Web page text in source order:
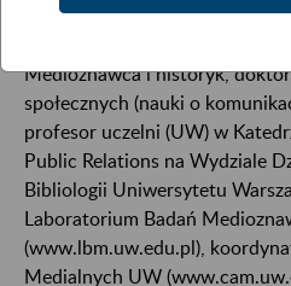
Medioznawca i historyk,
społecznych (nauki o
profesor uczelni (UW) w
Public Relations na Wydziale
Bibliologii Uniwersytetu
Laboratorium Badań
(www.lbm.uw.edu.pl),
Medialnych UW